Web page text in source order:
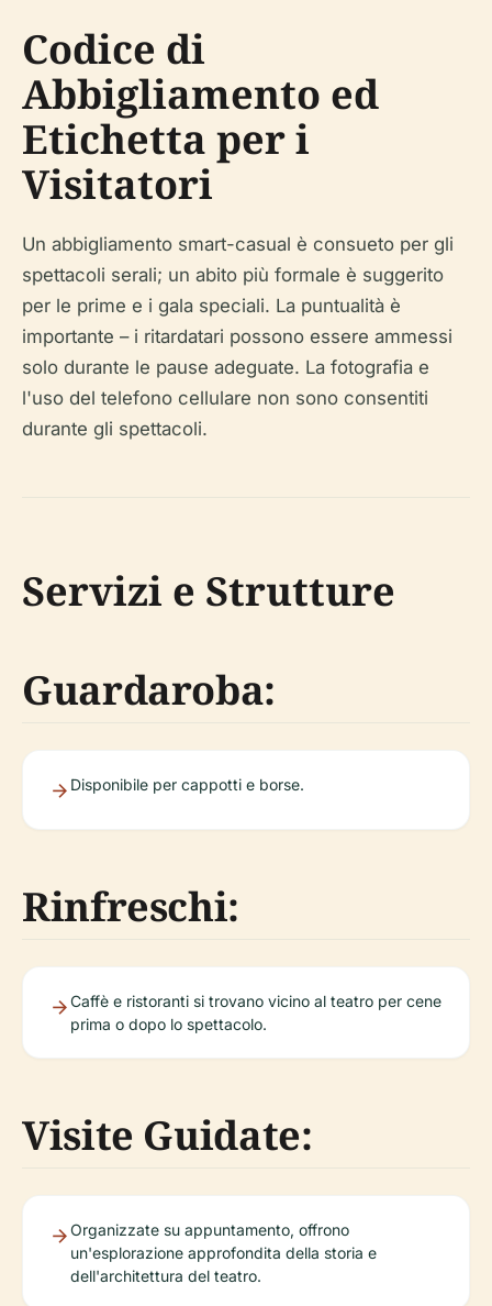
Codice di
Abbigliamento ed
Etichetta per i
Visitatori
Un abbigliamento smart-casual è consueto per gli
spettacoli serali; un abito più formale è suggerito
per le prime e i gala speciali. La puntualità è
importante – i ritardatari possono essere ammessi
solo durante le pause adeguate. La fotografia e
l'uso del telefono cellulare non sono consentiti
durante gli spettacoli.
Servizi e Strutture
Guardaroba:
Disponibile per cappotti e borse.
Rinfreschi:
Caffè e ristoranti si trovano vicino al teatro per cene
prima o dopo lo spettacolo.
Visite Guidate:
Organizzate su appuntamento, offrono
un'esplorazione approfondita della storia e
dell'architettura del teatro.